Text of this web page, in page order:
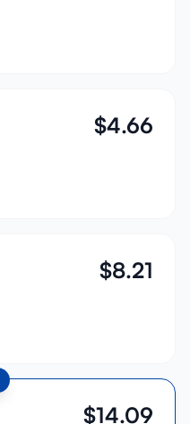
$4.66
$8.21
$14.09